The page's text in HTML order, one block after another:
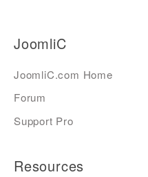
JoomliC
JoomliC.com Home
Forum
Support Pro
Resources